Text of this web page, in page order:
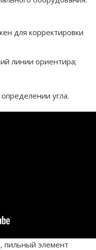
для корректировки
линии ориентира;
угла.
пильный элемент